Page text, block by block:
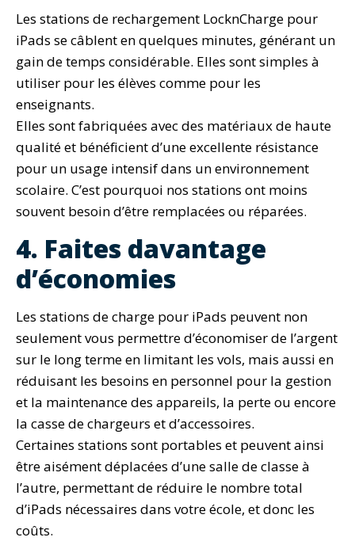
Les stations de rechargement LocknCharge pour
iPads se câblent en quelques minutes, générant un
gain de temps considérable. Elles sont simples à
utiliser pour les élèves comme pour les
enseignants.
Elles sont fabriquées avec des matériaux de haute
qualité et bénéficient d’une excellente résistance
pour un usage intensif dans un environnement
scolaire. C’est pourquoi nos stations ont moins
souvent besoin d’être remplacées ou réparées.
4. Faites davantage
d’économies
Les stations de charge pour iPads peuvent non
seulement vous permettre d’économiser de l’argent
sur le long terme en limitant les vols, mais aussi en
réduisant les besoins en personnel pour la gestion
et la maintenance des appareils, la perte ou encore
la casse de chargeurs et d’accessoires.
Certaines stations sont portables et peuvent ainsi
être aisément déplacées d’une salle de classe à
l’autre, permettant de réduire le nombre total
d’iPads nécessaires dans votre école, et donc les
coûts.